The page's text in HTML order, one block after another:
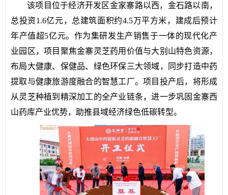
该项目位于经济开发区金家寨路以西，金石路以南，
总投资1.6亿元，总建筑面积约4.5万平方米，建成后预计
年产值超5亿元。作为集研发生产销售于一体的现代化产
业园区，项目聚焦金寨灵芝药用价值与大别山特色资源，
布局大健康、保健品、绿色环保三大领域，同步打造中药
提取与健康旅游度融合的智慧工厂。项目投产后，将形成
从灵芝种植到精深加工的全产业链条，进一步巩固金寨西
山药库产业优势，助推县域经济绿色低碳转型。